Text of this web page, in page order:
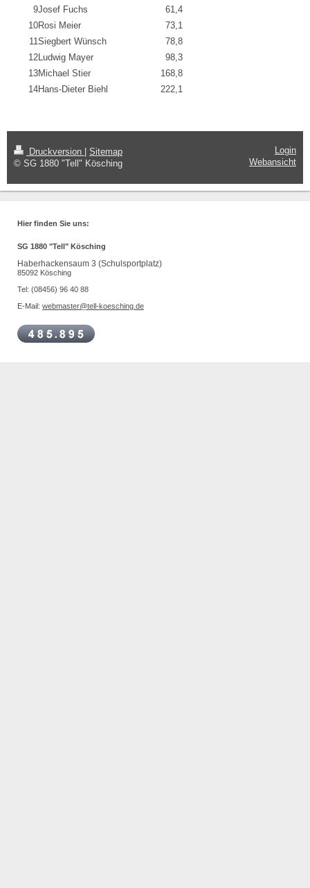
9Josef Fuchs
61,4
10Rosi Meier
73,1
11Siegbert Wünsch
78,8
12Ludwig Mayer
98,3
13Michael Stier
168,8
14Hans-Dieter Biehl 222,1
Druckversion
Sitemap
© SG 1880 "Tell" Kösching
Login
Webansicht
Hier finden Sie uns:
SG 1880 "Tell" Kösching
Haberhackensaum 3 (Schulsportplatz)
85092 Kösching
Tel: (08456) 96 40 88
E-Mail: webmaster@tell-koesching.de